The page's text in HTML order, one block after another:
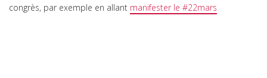
congrès, par exemple en allant manifester le #22mars